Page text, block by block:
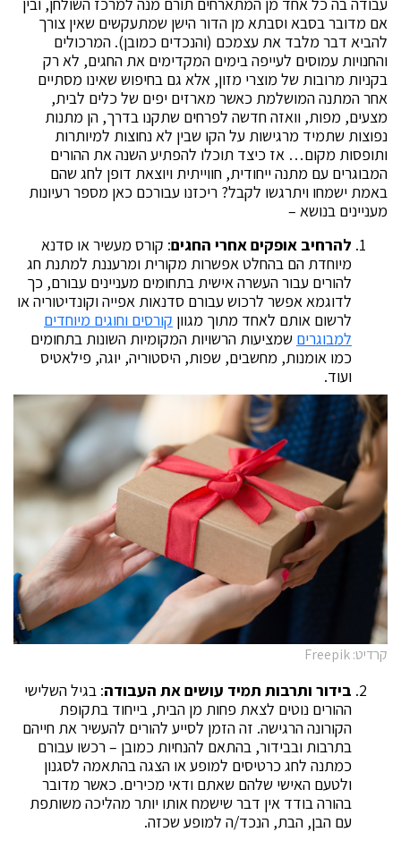
עבודה בה כל אחד מן המתארחים תורם מנה למרכז השולחן, ובין
אם מדובר בסבא וסבתא מן הדור הישן שמתעקשים שאין צורך
להביא דבר מלבד את עצמכם (והנכדים כמובן). המרכולים
והחנויות עמוסים לעייפה בימים המקדימים את החגים, לא רק
בקניות מרובות של מוצרי מזון, אלא גם בחיפוש שאינו מסתיים
אחר המתנה המושלמת כאשר מארזים יפים של כלים לבית,
מצעים, מפות, וואזה חדשה לפרחים שתקנו בדרך, הן מתנות
נפוצות שתמיד מרגישות על הקו שבין לא נחוצות למיותרות
ותופסות מקום… אז כיצד תוכלו להפתיע השנה את ההורים
המבוגרים עם מתנה ייחודית, חווייתית ויוצאת דופן לחג שהם
באמת ישמחו ויתרגשו לקבל? ריכזנו עבורכם כאן מספר רעיונות
מעניינים בנושא –
להרחיב אופקים אחרי החגים: קורס מעשיר או סדנא
מיוחדת הם בהחלט אפשרות מקורית ומרעננת למתנת חג
להורים עבור העשרה אישית בתחומים מעניינים עבורם, כך
לדוגמא אפשר לרכוש עבורם סדנאות אפייה וקונדיטוריה או
לרשום אותם לאחד מתוך מגוון קורסים וחוגים מיוחדים
למבוגרים שמציעות הרשויות המקומיות השונות בתחומים
כמו אומנות, מחשבים, שפות, היסטוריה, יוגה, פילאטיס
ועוד.
קרדיט: Freepik
בידור ותרבות תמיד עושים את העבודה: בגיל השלישי
ההורים נוטים לצאת פחות מן הבית, בייחוד בתקופת
הקורונה הרגישה. זה הזמן לסייע להורים להעשיר את חייהם
בתרבות ובבידור, בהתאם להנחיות כמובן – רכשו עבורם
כמתנה לחג כרטיסים למופע או הצגה בהתאמה לסגנון
ולטעם האישי שלהם שאתם ודאי מכירים. כאשר מדובר
בהורה בודד אין דבר שישמח אותו יותר מהליכה משותפת
עם הבן, הבת, הנכד/ה למופע שכזה.